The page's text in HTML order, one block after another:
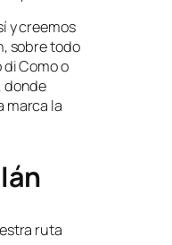
y creemos
sobre todo
Como o
donde
marca la
ruta